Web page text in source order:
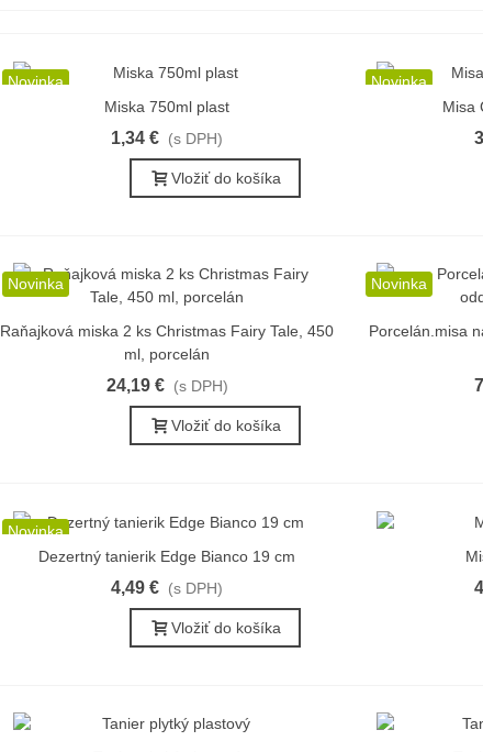
Novinka
Rýchly náhľad
Miska 750ml plast
1,34 € (s DPH)
Vložiť do košíka
Novinka
Misa
Novinka
Rýchly náhľad
Raňajková miska 2 ks Christmas Fairy Tale, 450
ml, porcelán
24,19 € (s DPH)
Vložiť do košíka
Novinka
Porcelán.misa
Novinka
Rýchly náhľad
Dezertný tanierik Edge Bianco 19 cm
4,49 € (s DPH)
Vložiť do košíka